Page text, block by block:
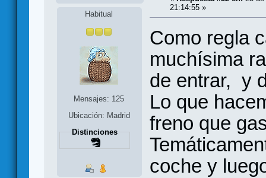
Habitual
Mensajes: 125
Ubicación: Madrid
Distinciones
21:14:55 »
Como regla
muchísima
de entrar, y
Lo que
freno que
coche y